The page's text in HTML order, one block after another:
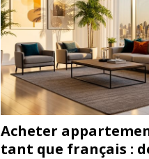
Acheter
tant que français :